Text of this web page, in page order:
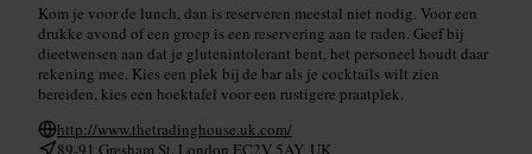
Kom je voor de lunch, dan is reserveren meestal niet nodig. Voor een
drukke avond of een groep is een reservering aan te raden. Geef bij
dieetwensen aan dat je glutenintolerant bent, het personeel houdt daar
rekening mee. Kies een plek bij de bar als je cocktails wilt zien
bereiden, kies een hoektafel voor een rustigere praatplek.
http://www.thetradinghouse.uk.com/
89-91 Gresham St, London EC2V 5AY, UK